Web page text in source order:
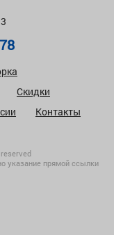
Скидки
Контакты
указание прямой ссылки